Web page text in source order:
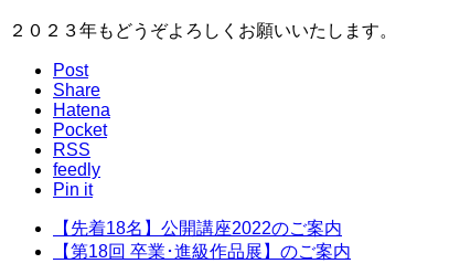
２０２３年もどうぞよろしくお願いいたします。
Post
Share
Hatena
Pocket
RSS
feedly
Pin it
【先着18名】公開講座2022のご案内
【第18回 卒業･進級作品展】のご案内